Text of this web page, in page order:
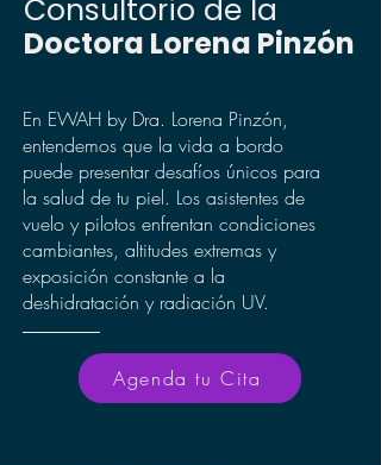
Consultorio de la
Doctora Lorena Pinzón
En EWAH by Dra. Lorena Pinzón,
entendemos que la vida a bordo
puede presentar desafíos únicos para
la salud de tu piel. Los asistentes de
vuelo y pilotos enfrentan condiciones
cambiantes, altitudes extremas y
exposición constante a la
deshidratación y radiación UV.
Agenda tu Cita